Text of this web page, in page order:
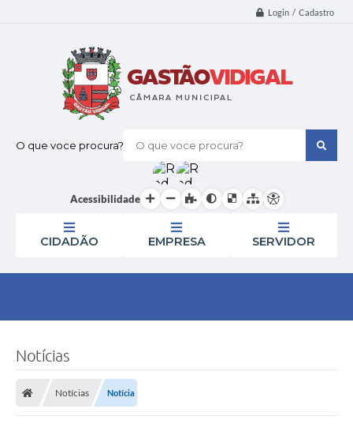
Login / Cadastro
O que voce procura?
Acessibilidade
CIDADÃO EMPRESA SERVIDOR
Notícias
Notícias Notícia